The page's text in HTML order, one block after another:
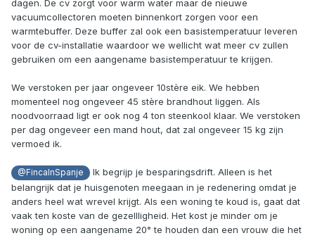
dagen. De cv zorgt voor warm water maar de nieuwe
vacuumcollectoren moeten binnenkort zorgen voor een
warmtebuffer. Deze buffer zal ook een basistemperatuur leveren
voor de cv-installatie waardoor we wellicht wat meer cv zullen
gebruiken om een aangename basistemperatuur te krijgen.
We verstoken per jaar ongeveer 10stère eik. We hebben
momenteel nog ongeveer 45 stère brandhout liggen. Als
noodvoorraad ligt er ook nog 4 ton steenkool klaar. We verstoken
per dag ongeveer een mand hout, dat zal ongeveer 15 kg zijn
vermoed ik.
@FincaInSpanje
Ik begrijp je besparingsdrift. Alleen is het
belangrijk dat je huisgenoten meegaan in je redenering omdat je
anders heel wat wrevel krijgt. Als een woning te koud is, gaat dat
vaak ten koste van de gezellligheid. Het kost je minder om je
woning op een aangename 20° te houden dan een vrouw die het